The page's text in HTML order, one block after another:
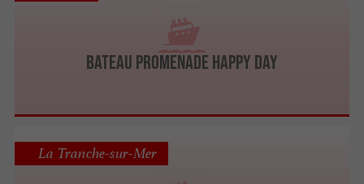
BATEAU PROMENADE HAPPY DAY
La Tranche-sur-Mer